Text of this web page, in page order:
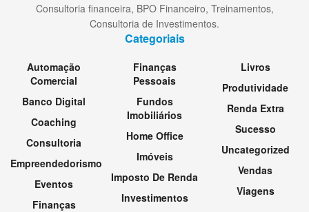
Consultoria financeira, BPO Financeiro, Treinamentos,
Consultoria de Investimentos.
Categoriais
Automação
Comercial
Banco Digital
Coaching
Consultoria
Empreendedorismo
Eventos
Finanças
Finanças
Pessoais
Fundos
Imobiliários
Home Office
Imóveis
Imposto De Renda
Investimentos
Livros
Produtividade
Renda Extra
Sucesso
Uncategorized
Vendas
Viagens